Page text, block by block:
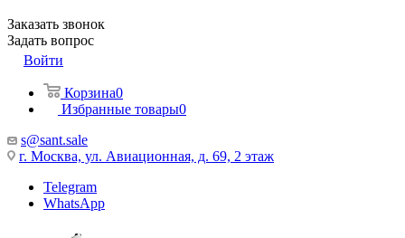
Заказать звонок
Задать вопрос
Войти
Корзина0
Избранные товары0
s@sant.sale
г. Москва, ул. Авиационная, д. 69, 2 этаж
Telegram
WhatsApp